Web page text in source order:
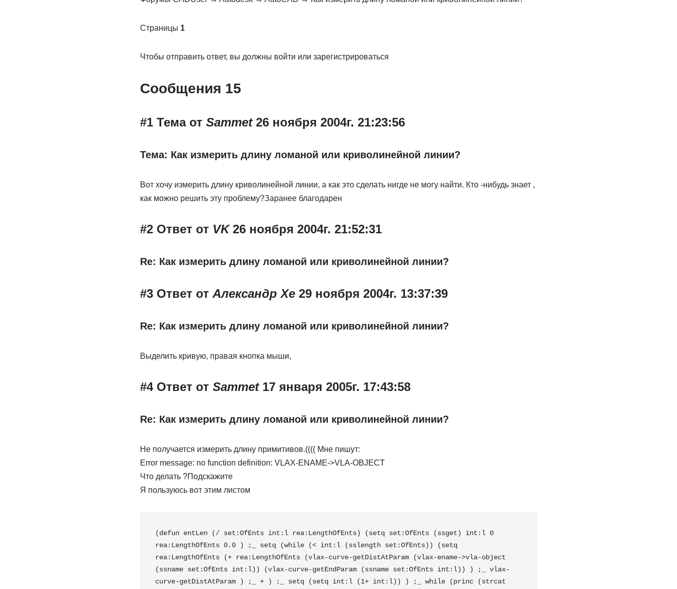
Страницы 1
Чтобы отправить ответ, вы должны войти или зарегистрироваться
Сообщения 15
#1 Тема от Sammet26 ноября 2004г. 21:23:56
Тема: Как измерить длину ломаной или криволинейной линии?
Вот хочу измерить длину криволинейной линии, а как это сделать нигде не могу найти. Кто -нибудь знает ,
как можно решить эту проблему?Заранее благодарен
#2 Ответ от VK26 ноября 2004г. 21:52:31
Re: Как измерить длину ломаной или криволинейной линии?
#3 Ответ от Александр Хе29 ноября 2004г. 13:37:39
Re: Как измерить длину ломаной или криволинейной линии?
Выделить кривую, правая кнопка мыши,
#4 Ответ от Sammet17 января 2005г. 17:43:58
Re: Как измерить длину ломаной или криволинейной линии?
Не получается измерить длину примитивов.(((( Мне пишут:
Error message: no function definition: VLAX-ENAME->VLA-OBJECT
Что делать ?Подскажите
Я пользуюсь вот этим листом
(defun entLen (/ set:OfEnts int:l rea:LengthOfEnts) (setq set:OfEnts (ssget) int:l 0
rea:LengthOfEnts 0.0 ) ;_ setq (while (< int:l (sslength set:OfEnts)) (setq
rea:LengthOfEnts (+ rea:LengthOfEnts (vlax-curve-getDistAtParam (vlax-ename->vla-object
(ssname set:OfEnts int:l)) (vlax-curve-getEndParam (ssname set:OfEnts int:l)) ) ;_ vlax-
curve-getDistAtParam ) ;_ + ) ;_ setq (setq int:l (1+ int:l)) ) ;_ while (princ (strcat